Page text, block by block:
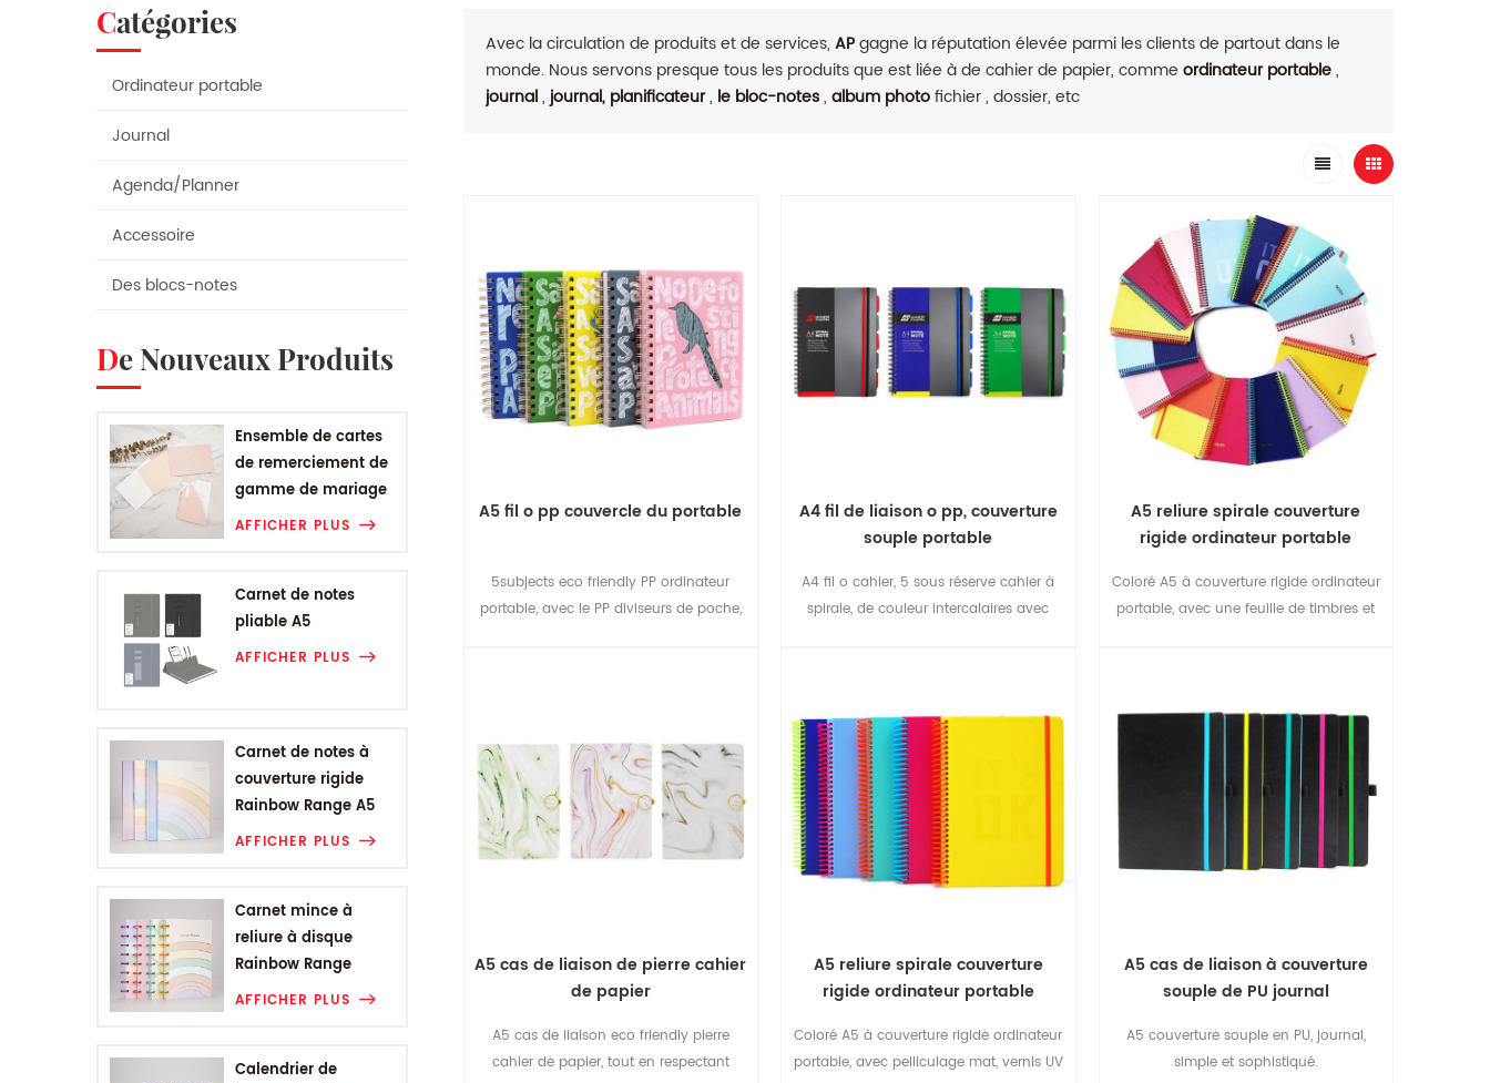
Catégories
Ordinateur portable
Journal
Agenda/Planner
Accessoire
Des blocs-notes
De Nouveaux Produits
Ensemble de cartes
de remerciement de
gamme de mariage
AFFICHER PLUS
Carnet de notes
pliable A5
AFFICHER PLUS
Carnet de notes à
couverture rigide
Rainbow Range A5
AFFICHER PLUS
Carnet mince à
reliure à disque
Rainbow Range
AFFICHER PLUS
Calendrier de
Avec la circulation de produits et de services, APgagne la réputation élevée parmi les clients de partout dans le
monde. Nous servons presque tous les produits que est liée à de cahier de papier, comme ordinateur portable,
journal, journal, planificateur, le bloc-notes, album photofichier , dossier, etc
A5 fil o pp couvercle du portable
5subjects eco friendly PP ordinateur
portable, avec le PP diviseurs de poche,
A4 fil de liaison o pp, couverture
souple portable
A4 fil o cahier, 5 sous réserve cahier à
spirale, de couleur intercalaires avec
revues.
A5 reliure spirale couverture
rigide ordinateur portable
Coloré A5 à couverture rigide ordinateur
portable, avec une feuille de timbres et
A5 cas de liaison de pierre cahier
de papier
A5 cas de liaison eco friendly pierre
cahier de papier, tout en respectant
A5 reliure spirale couverture
rigide ordinateur portable
Coloré A5 à couverture rigide ordinateur
portable, avec pelliculage mat, vernis UV
A5 cas de liaison à couverture
souple de PU journal
A5 couverture souple en PU, journal,
simple et sophistiqué.